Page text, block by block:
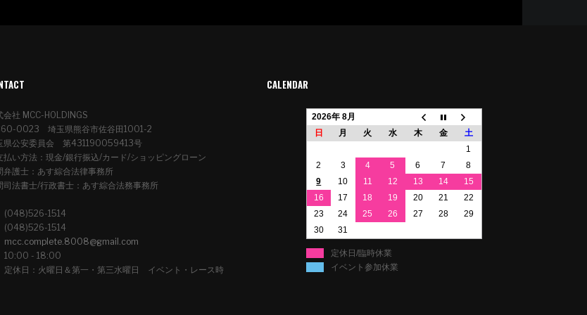
会社 MCC-HOLDINGS
0023 埼玉県熊谷市佐谷田1001-2
県公安委員会 第431190059413号
払い方法：現金/銀行振込/カード/ショッピングローン
弁護士：あす綜合法律事務所
司法書士/行政書士：あす綜合法務事務所
(048)526-1514
(048)526-1514
mcc.complete.8008@gmail.com
10:00 - 18:00
定休日：火曜日＆第一・第三水曜日 イベント・レース時
CALENDAR
2026年 8月
日
月 火 水 木 金
土
1
2
3 4 5 6 7
8
9
10 11 12 13 14
15
16
17 18 19 20 21
22
23
24 25 26 27 28
29
30
31
定休日/臨時休業
イベント参加休業